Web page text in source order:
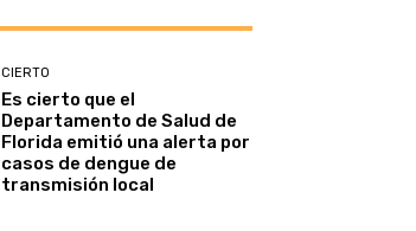
CIERTO
Es cierto que el
Departamento de Salud de
Florida emitió una alerta por
casos de dengue de
transmisión local